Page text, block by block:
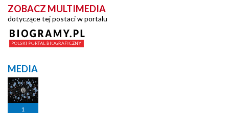
ZOBACZ MULTIMEDIA
dotyczące tej postaci w portalu
MEDIA
1